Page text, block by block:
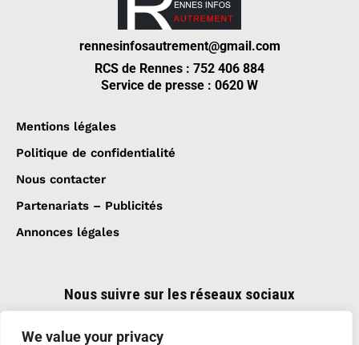
We value your privacy
rennesinfosautrement@gmail.com
RCS de Rennes : 752 406 884
Service de presse : 0620 W
Mentions légales
Politique de confidentialité
Nous contacter
Partenariats – Publicités
Annonces légales
Nous suivre sur les réseaux sociaux